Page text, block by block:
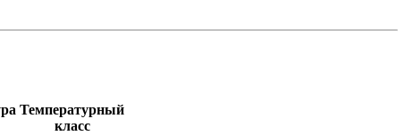
Температурный
класс